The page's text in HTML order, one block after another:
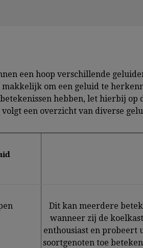
een hoop verschillende
om een geluid te
hebben, let hierbij op
een overzicht van diverse
Dit kan meerdere
wanneer zij de
enthousiast en probeert
soortgenoten toe